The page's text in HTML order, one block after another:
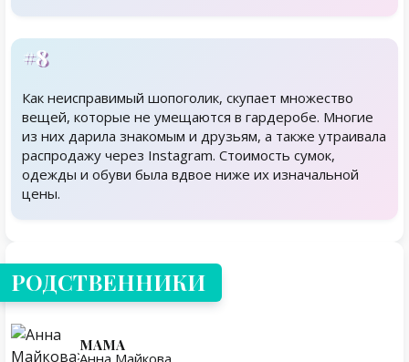
#8
Как неисправимый шопоголик, скупает множество
вещей, которые не умещаются в гардеробе. Многие
из них дарила знакомым и друзьям, а также утраивала
распродажу через Instagram. Стоимость сумок,
одежды и обуви была вдвое ниже их изначальной
цены.
Родственники
РОДСТВЕННИКИ
МАМА
Анна Майкова